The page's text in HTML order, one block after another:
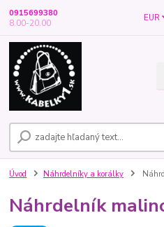
EUR
0915699380
8.00-20.00
Úvod Náhrdelníky a korálky
Náhrdelník